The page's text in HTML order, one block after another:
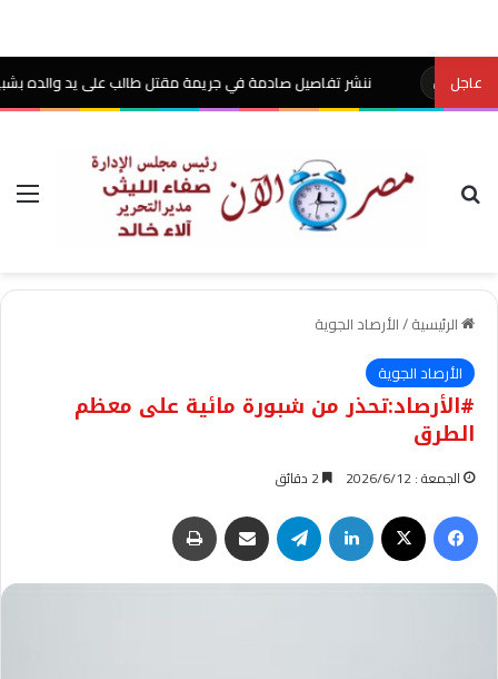
عاجلننشر تفاصيل صادمة في جريمة مقتل طالب على يد والده بشبين القناطر
بحث عن
الرئيسية/الأرصاد الجوية
الأرصاد الجوية
#الأرصاد:تحذر من شبورة مائية على معظم
الطرق
الجمعة : 2026/6/12
فيسبوك لينكدإن تيلقرام مشاركة عبر البريد